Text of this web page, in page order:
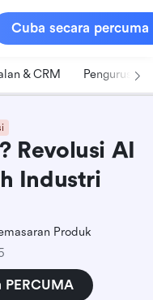
Cuba secara percuma
& CRM Pengurusan
Revolusi AI
Industri
Produk
PERCUMA